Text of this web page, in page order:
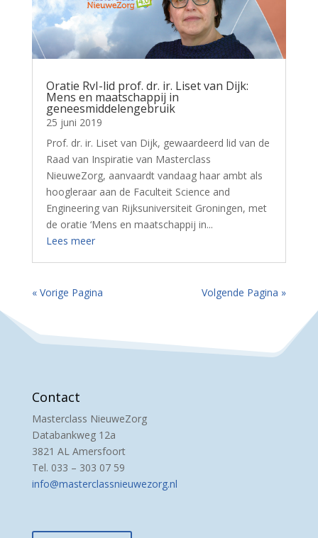
Oratie RvI-lid prof. dr. ir. Liset van Dijk:
Mens en maatschappij in
geneesmiddelengebruik
25 juni 2019
Prof. dr. ir. Liset van Dijk, gewaardeerd lid van de
Raad van Inspiratie van Masterclass
NieuweZorg, aanvaardt vandaag haar ambt als
hoogleraar aan de Faculteit Science and
Engineering van Rijksuniversiteit Groningen, met
de oratie ‘Mens en maatschappij in...
Lees meer
« Vorige Pagina Volgende Pagina »
Contact
Masterclass NieuweZorg
Databankweg 12a
3821 AL Amersfoort
Tel. 033 – 303 07 59
info@masterclassnieuwezorg.nl